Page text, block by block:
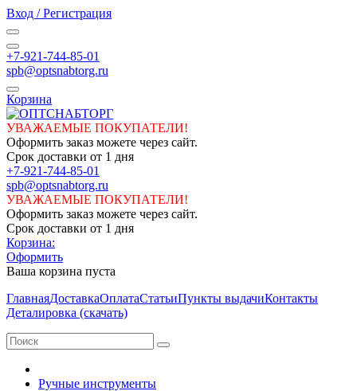
Вход / Регистрация
+7-921-744-85-01
spb@optsnabtorg.ru
Корзина
УВАЖАЕМЫЕ ПОКУПАТЕЛИ!
Оформить заказ можете через сайт.
Срок доставки от 1 дня
+7-921-744-85-01
spb@optsnabtorg.ru
УВАЖАЕМЫЕ ПОКУПАТЕЛИ!
Оформить заказ можете через сайт.
Срок доставки от 1 дня
Корзина:
Оформить
Ваша корзина пуста
ГлавнаяДоставкаОплатаСтатьиПункты выдачиКонтакты
Деталировка (скачать)
Ручные инструменты